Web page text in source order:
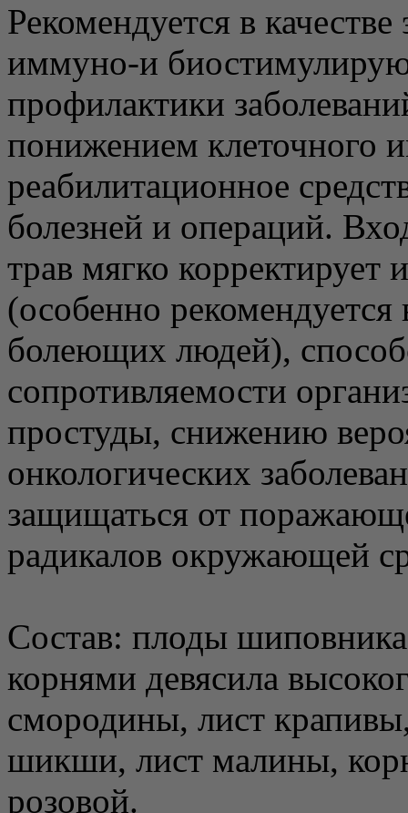
Рекомендуется в
иммуно-и
профилактики
понижением клеточного
реабилитационное
болезней и операций.
трав мягко
(особенно рекомендуется
болеющих людей),
сопротивляемости
простуды, снижению
онкологических
защищаться от
радикалов окружающей
Состав: плоды
корнями девясила
смородины, лист
шикши, лист малины,
розовой.